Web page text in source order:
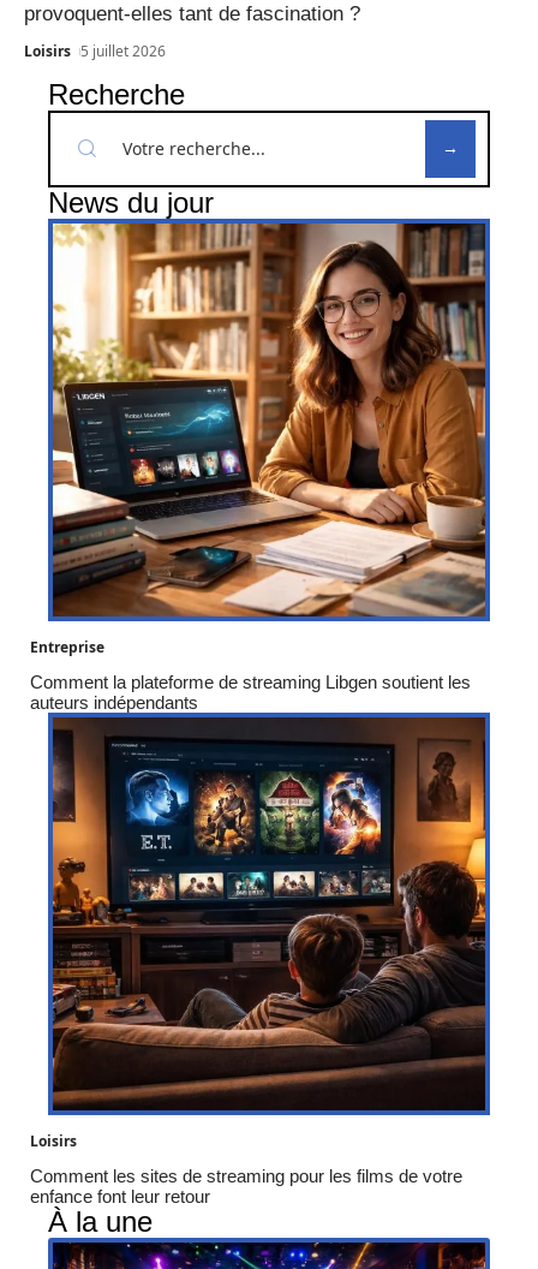
provoquent-elles tant de fascination ?
Loisirs 5 juillet 2026
Recherche
News du jour
Entreprise
Comment la plateforme de streaming Libgen soutient les
auteurs indépendants
Loisirs
Comment les sites de streaming pour les films de votre
enfance font leur retour
À la une